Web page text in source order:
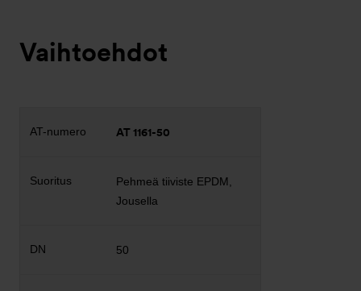
Vaihtoehdot
AT 1161-50
Pehmeä tiiviste EPDM,
Jousella
50